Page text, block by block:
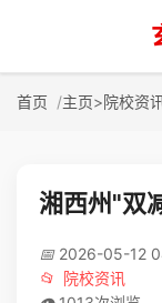
首页 主页>院校资讯
湘西州"双
📅 2026-05-12
📂
院校资讯